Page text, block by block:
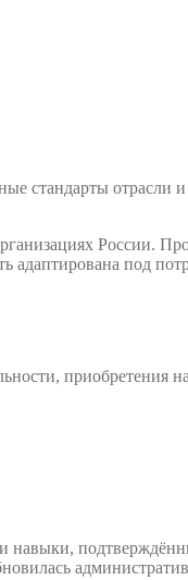
стандарты
России.
под
навыки,